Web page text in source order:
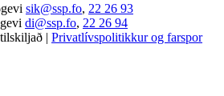
sik@ssp.fo, 22 26 93
di@ssp.fo, 22 26 94
| Privatlívspolitikkur og farspor